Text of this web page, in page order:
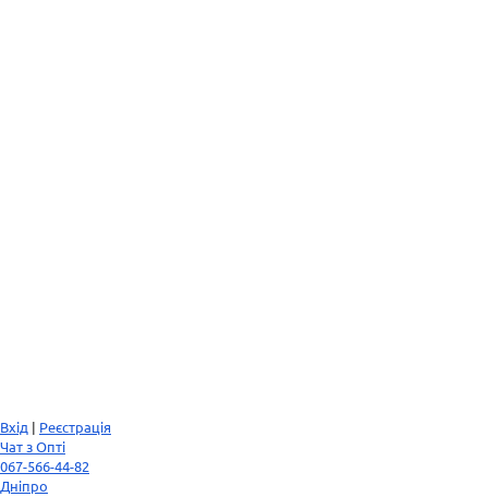
Вхід | Реєстрація
Чат з Опті
067-566-44-82
Дніпро